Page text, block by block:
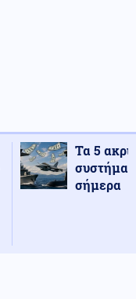
Τα 5
σήμερα